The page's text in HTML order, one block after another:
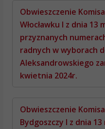
Obwieszczenie
Włocławku I z dnia 13
przyznanych
radnych w wyborach
Aleksandrowskiego
kwietnia 2024r.
Obwieszczenie
Bydgoszczy I z dnia